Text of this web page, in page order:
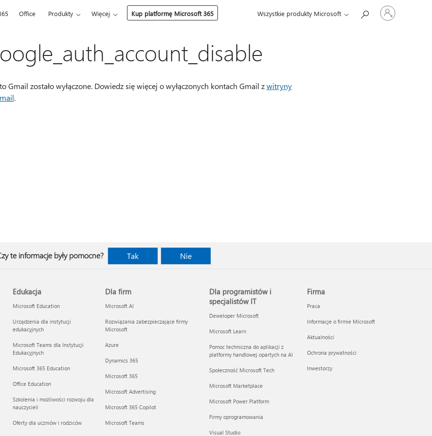
Office Produkty Więcej Kup platformę Microsoft 365 Wszystkie produkty Microsoft
Zaloguj
się
do
Gmail zostało wyłączone. Dowiedz się więcej o wyłączonych kontach Gmail zwitryny
.
te informacje były pomocne? Tak Nie
Edukacja
Microsoft Education
Urządzenia dla instytucji
edukacyjnych
Microsoft Teams dla Instytucji
Edukacyjnych
Microsoft 365 Education
Office Education
Szkolenia i możliwości rozwoju dla
nauczycieli
Oferty dla uczniów i rodziców
Dla firm
Microsoft AI
Rozwiązania zabezpieczające firmy
Microsoft
Azure
Dynamics 365
Microsoft 365
Microsoft Advertising
Microsoft 365 Copilot
Microsoft Teams
Dla programistów i
specjalistów IT
Deweloper Microsoft
Microsoft Learn
Pomoc techniczna do aplikacji z
platformy handlowej opartych na AI
Społeczność Microsoft Tech
Microsoft Marketplace
Microsoft Power Platform
Firmy oprogramowania
Visual Studio
Firma
Praca
Informacje o firmie Microsoft
Aktualności
Ochrona prywatności
Inwestorzy